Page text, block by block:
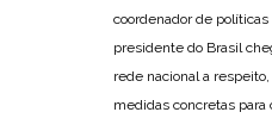
coordenador de
presidente do Brasil
rede nacional a
medidas concretas para